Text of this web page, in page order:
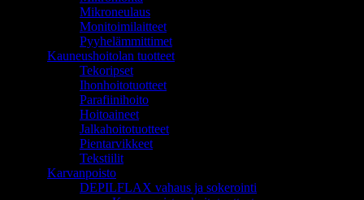
Mikroneulaus
Monitoimilaitteet
Pyyhelämmittimet
Kauneushoitolan tuotteet
Tekoripset
Ihonhoitotuotteet
Parafiinihoito
Hoitoaineet
Jalkahoitotuotteet
Pientarvikkeet
Tekstiilit
Karvanpoisto
DEPILFLAX vahaus ja sokerointi